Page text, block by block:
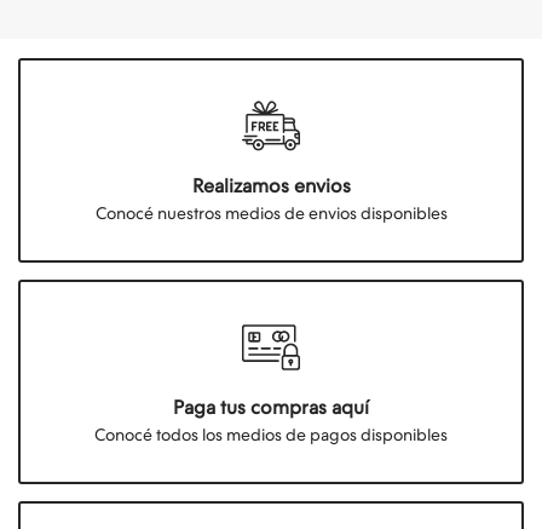
Realizamos envios
Conocé nuestros medios de envios disponibles
Paga tus compras aquí
Conocé todos los medios de pagos disponibles